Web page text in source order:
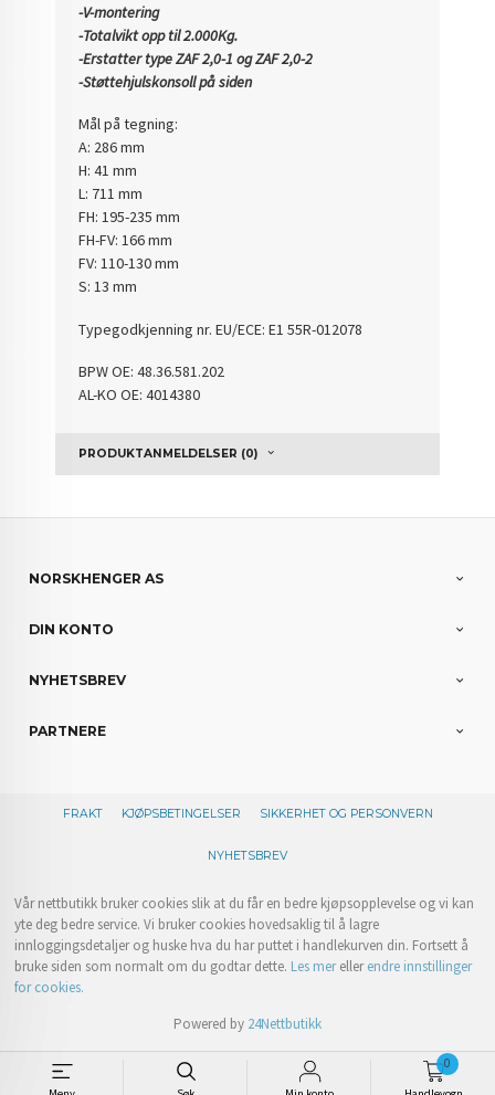
0
-V-montering
-Totalvikt opp til 2.000Kg.
-Erstatter type ZAF 2,0-1 og ZAF 2,0-2
-Støttehjulskonsoll på siden
Mål på tegning:
A: 286 mm
H: 41 mm
L: 711 mm
FH: 195-235 mm
FH-FV: 166 mm
FV: 110-130 mm
S: 13 mm
Typegodkjenning nr. EU/ECE: E1 55R-012078
BPW OE: 48.36.581.202
AL-KO OE: 4014380
PRODUKTANMELDELSER (0)
NORSKHENGER AS
DIN KONTO
NYHETSBREV
PARTNERE
FRAKT KJØPSBETINGELSER SIKKERHET OG PERSONVERN
NYHETSBREV
Vår nettbutikk bruker cookies slik at du får en bedre kjøpsopplevelse og vi kan
yte deg bedre service. Vi bruker cookies hovedsaklig til å lagre
innloggingsdetaljer og huske hva du har puttet i handlekurven din. Fortsett å
bruke siden som normalt om du godtar dette. Les merellerendre innstillinger
for cookies.
Powered by 24Nettbutikk